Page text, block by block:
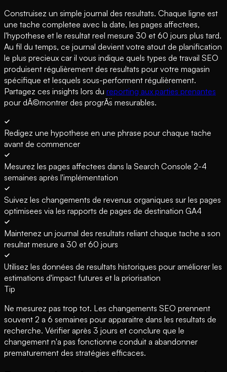
Construisez un simple journal des resultats. Chaque ligne est
une tache completee avec la date, les pages affectees,
l'hypothese et le resultat reel mesure 30 et 60 jours plus tard.
Au fil du temps, ce journal devient votre atout de planification
le plus precieux car il vous indique quels types de travail SEO
produisent régulièrement des resultats pour votre magasin
spécifique et lesquels sous-performent régulièrement.
Partagez ces insights lors du reporting aux parties prenantes
pour dÃ©montrer des progrÃ¨s mesurables.
Redigez une hypothese en une phrase pour chaque tache
avant de commencer
Mesurez les pages affectees dans la Search Console 2-4
semaines après l'implémentation
Suivez les changements de revenus organiques sur les pages
optimisees via les rapports de pages de destination GA4
Maintenez un journal des resultats reliant chaque tache a son
resultat mesure a 30 et 60 jours
Utilisez les données de resultats historiques pour améliorer les
estimations d'impact futures et la priorisation
Tip
Ne mesurez pas trop tot. Les changements SEO prennent
souvent 2 a 6 semaines pour apparaitre dans les resultats de
recherche. Vérifier après 3 jours et conclure que le
changement n'a pas fonctionne conduit a abandonner
prematurement des stratégies efficaces.